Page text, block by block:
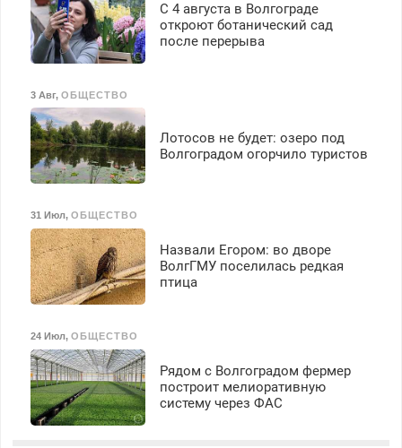
С 4 августа в Волгограде
откроют ботанический сад
после перерыва
3 Авг, ОБЩЕСТВО
Лотосов не будет: озеро под
Волгоградом огорчило туристов
31 Июл, ОБЩЕСТВО
Назвали Егором: во дворе
ВолгГМУ поселилась редкая
птица
24 Июл, ОБЩЕСТВО
Рядом с Волгоградом фермер
построит мелиоративную
систему через ФАС